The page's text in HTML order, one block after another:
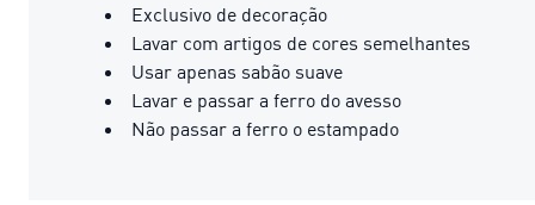
Exclusivo de decoração
Lavar com artigos de cores semelhantes
Usar apenas sabão suave
Lavar e passar a ferro do avesso
Não passar a ferro o estampado